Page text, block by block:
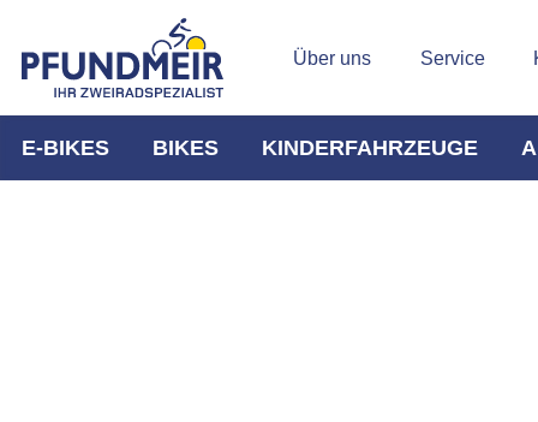
Über uns Service
E-BIKES BIKES KINDERFAHRZEUGE